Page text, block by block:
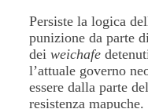
Persiste la logica
punizione da parte
deiweichafe
l’attuale governo
essere dalla parte
resistenza mapuche.